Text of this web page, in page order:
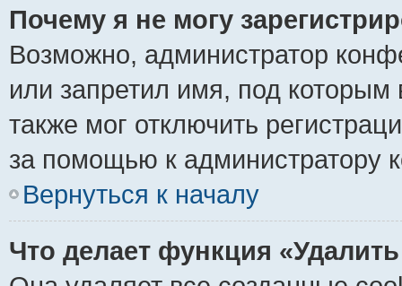
Почему я не могу
Возможно, администратор
или запретил имя, под которым
также мог отключить
за помощью к администратору
Вернуться к началу
Что делает функция